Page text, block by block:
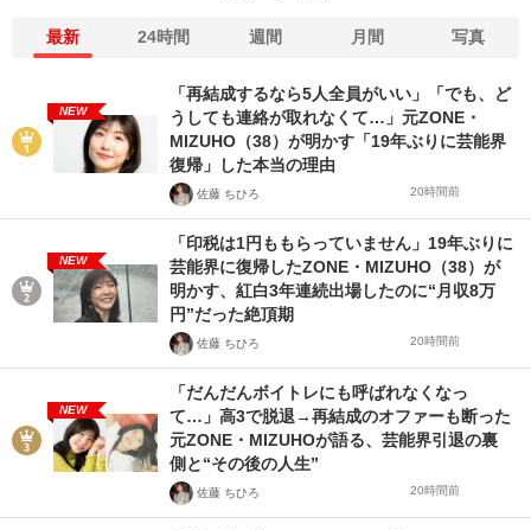
最新 24時間 週間 月間 写真
NEW
「再結成するなら5人全員がいい」「でも、ど
うしても連絡が取れなくて…」元ZONE・
MIZUHO（38）が明かす「19年ぶりに芸能界
復帰」した本当の理由
佐藤 ちひろ 20時間前
NEW
「印税は1円ももらっていません」19年ぶりに
芸能界に復帰したZONE・MIZUHO（38）が
明かす、紅白3年連続出場したのに“月収8万
円”だった絶頂期
佐藤 ちひろ 20時間前
NEW
「だんだんボイトレにも呼ばれなくなっ
て…」高3で脱退→再結成のオファーも断った
元ZONE・MIZUHOが語る、芸能界引退の裏
側と“その後の人生”
佐藤 ちひろ 20時間前